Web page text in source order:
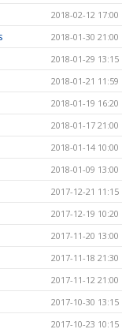
2018-02-12 17:00
2018-01-30 21:00
2018-01-29 13:15
2018-01-21 11:59
2018-01-19 16:20
2018-01-17 21:00
2018-01-14 10:00
2018-01-09 13:00
2017-12-21 11:15
2017-12-19 10:20
2017-11-20 13:00
2017-11-18 21:30
2017-11-12 21:00
2017-10-30 13:15
2017-10-23 10:15